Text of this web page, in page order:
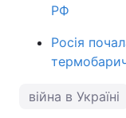
РФ
Росія
війна в Україні